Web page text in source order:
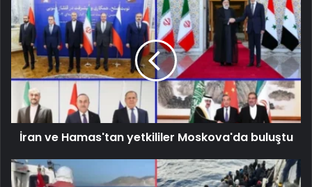
İran ve Hamas'tan yetkililer Moskova'da buluştu